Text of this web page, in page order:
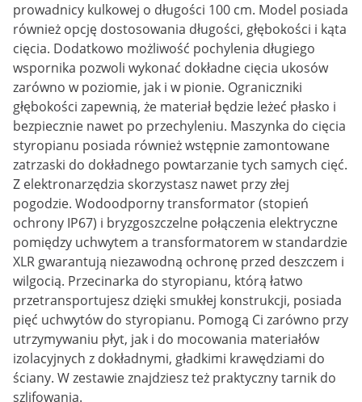
prowadnicy kulkowej o długości 100 cm. Model posiada
również opcję dostosowania długości, głębokości i kąta
cięcia. Dodatkowo możliwość pochylenia długiego
wspornika pozwoli wykonać dokładne cięcia ukosów
zarówno w poziomie, jak i w pionie. Ograniczniki
głębokości zapewnią, że materiał będzie leżeć płasko i
bezpiecznie nawet po przechyleniu. Maszynka do cięcia
styropianu posiada również wstępnie zamontowane
zatrzaski do dokładnego powtarzanie tych samych cięć.
Z elektronarzędzia skorzystasz nawet przy złej
pogodzie. Wodoodporny transformator (stopień
ochrony IP67) i bryzgoszczelne połączenia elektryczne
pomiędzy uchwytem a transformatorem w standardzie
XLR gwarantują niezawodną ochronę przed deszczem i
wilgocią. Przecinarka do styropianu, którą łatwo
przetransportujesz dzięki smukłej konstrukcji, posiada
pięć uchwytów do styropianu. Pomogą Ci zarówno przy
utrzymywaniu płyt, jak i do mocowania materiałów
izolacyjnych z dokładnymi, gładkimi krawędziami do
ściany. W zestawie znajdziesz też praktyczny tarnik do
szlifowania.